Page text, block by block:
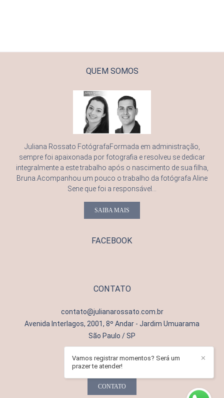
QUEM SOMOS
Juliana Rossato FotógrafaFormada em administração,
sempre foi apaixonada por fotografia e resolveu se dedicar
integralmente a este trabalho após o nascimento de sua filha,
Bruna.Acompanhou um pouco o trabalho da fotógrafa Aline
Sene que foi a responsável...
SAIBA MAIS
FACEBOOK
CONTATO
contato@julianarossato.com.br
Avenida Interlagos, 2001, 8º Andar - Jardim Umuarama
São Paulo / SP
CONTATO
✕
Vamos registrar momentos? Será um
prazer te atender!